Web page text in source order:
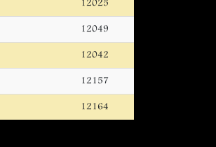
12025
12049
12042
12157
12164